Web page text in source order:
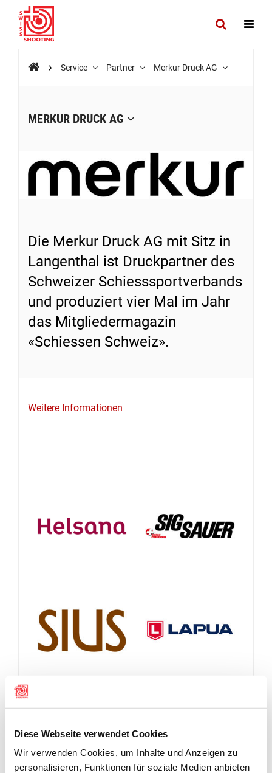
Diese Webseite verwendet Cookies
Wir verwenden Cookies, um Inhalte und Anzeigen zu
personalisieren, Funktionen für soziale Medien anbieten
Service Partner Merkur Druck AG
MERKUR DRUCK AG
Die Merkur Druck AG mit Sitz in
Langenthal ist Druckpartner des
Schweizer Schiesssportverbands
und produziert vier Mal im Jahr
das Mitgliedermagazin
«Schiessen Schweiz».
Weitere Informationen